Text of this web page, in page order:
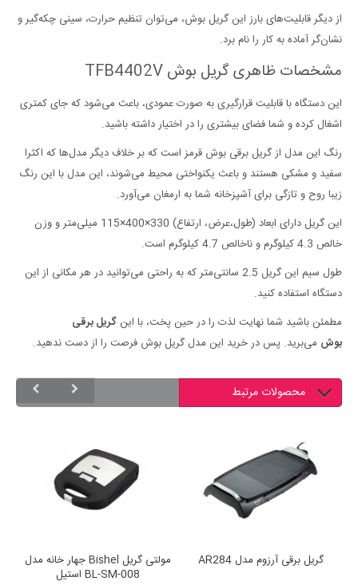
از دیگر قابلیت‌های بارز این گریل بوش، می‌توان تنظیم حرارت،‌ سینی چکه‌گیر و
نشان‌گر آماده به کار را نام برد.
مشخصات ظاهری گریل بوش TFB4402V
این دستگاه با قابلیت قرارگیری به صورت عمودی، باعث می‌شود که جای کمتری
اشغال کرده و شما فضای بیشتری را در اختیار داشته باشید.
رنگ این مدل از گریل برقی بوش قرمز است که بر خلاف دیگر مدل‌ها که اکثرا
سفید و مشکی هستند و باعث یکنواختی محیط می‌شوند، این مدل با این رنگ
زیبا روح و تازگی برای آشپزخانه شما به ارمغان می‌آورد.
این گریل دارای ابعاد (طول،عرض، ارتفاع) 330×400×115 میلی‌متر و وزن
خالص 4.3 کیلوگرم و ناخالص 4.7 کیلوگرم است.
طول سیم این گریل 2.5 سانتی‌متر که به راحتی می‌توانید در هر مکانی از این
دستگاه استفاده کنید.
مطمئن باشید شما نهایت لذت را در حین پخت، با این گریل برقی
بوش می‌برید. پس در خرید این مدل گریل بوش فرصت را از دست ندهید.
محصولات مرتبط
مولتی گريل Bishel جهار خانه مدل
BL-SM-008 استیل
گریل برقی آرزوم مدل AR284